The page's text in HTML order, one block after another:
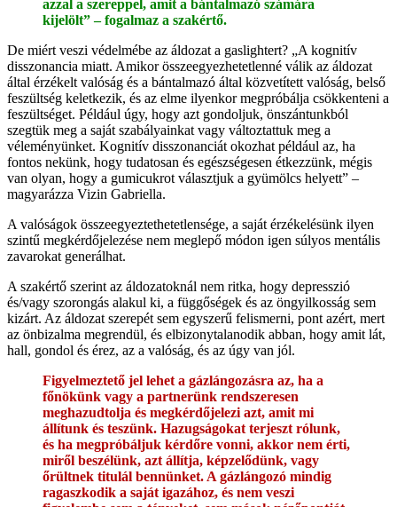
azzal a szereppel, amit a bántalmazó számára
kijelölt” – fogalmaz a szakértő.
De miért veszi védelmébe az áldozat a gaslightert? „A kognitív
disszonancia miatt. Amikor összeegyezhetetlenné válik az áldozat
által érzékelt valóság és a bántalmazó által közvetített valóság, belső
feszültség keletkezik, és az elme ilyenkor megpróbálja csökkenteni a
feszültséget. Például úgy, hogy azt gondoljuk, önszántunkból
szegtük meg a saját szabályainkat vagy változtattuk meg a
véleményünket. Kognitív disszonanciát okozhat például az, ha
fontos nekünk, hogy tudatosan és egészségesen étkezzünk, mégis
van olyan, hogy a gumicukrot választjuk a gyümölcs helyett” –
magyarázza Vizin Gabriella.
A valóságok összeegyeztethetetlensége, a saját érzékelésünk ilyen
szintű megkérdőjelezése nem meglepő módon igen súlyos mentális
zavarokat generálhat.
A szakértő szerint az áldozatoknál nem ritka, hogy depresszió
és/vagy szorongás alakul ki, a függőségek és az öngyilkosság sem
kizárt. Az áldozat szerepét sem egyszerű felismerni, pont azért, mert
az önbizalma megrendül, és elbizonytalanodik abban, hogy amit lát,
hall, gondol és érez, az a valóság, és az úgy van jól.
Figyelmeztető jel lehet a gázlángozásra az, ha a
főnökünk vagy a partnerünk rendszeresen
meghazudtolja és megkérdőjelezi azt, amit mi
állítunk és teszünk. Hazugságokat terjeszt rólunk,
és ha megpróbáljuk kérdőre vonni, akkor nem érti,
miről beszélünk, azt állítja, képzelődünk, vagy
őrültnek titulál bennünket. A gázlángozó mindig
ragaszkodik a saját igazához, és nem veszi